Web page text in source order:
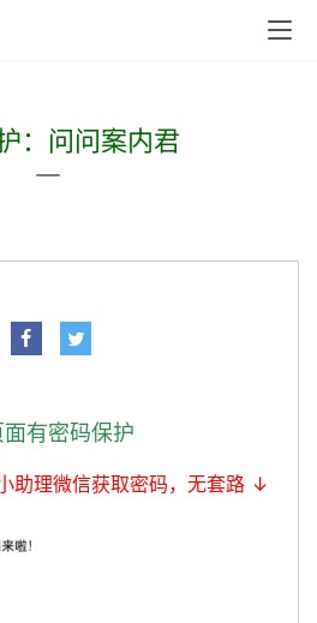
：问问案内君
有密码保护
助理微信获取密码，无套路 ↓